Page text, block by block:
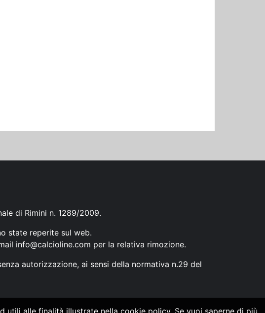
di Rimini n. 1289/2009.
state reperite sul web.
info@calcioline.com per la relativa rimozione.
autorizzazione, ai sensi della normativa n.29 del
alle finalità illustrate nella cookie policy. Se vuoi saperne di più